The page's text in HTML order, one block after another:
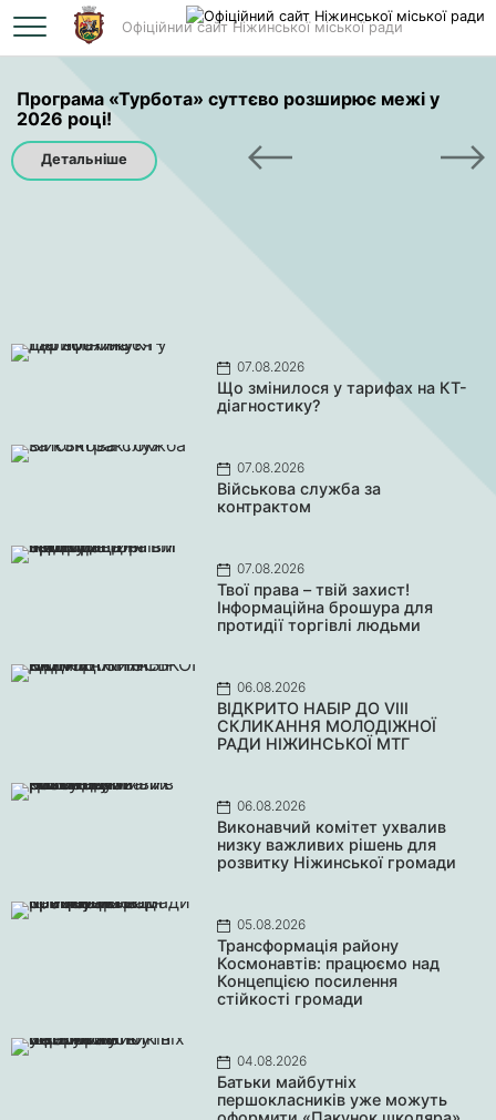
Офіційний сайт Ніжинської міської ради
Програма «Турбота» суттєво розширює межі у
2026 році!
Детальніше
07.08.2026
Що змінилося у тарифах на КТ-
діагностику?
07.08.2026
Військова служба за
контрактом
07.08.2026
Твої права – твій захист!
Інформаційна брошура для
протидії торгівлі людьми
06.08.2026
ВІДКРИТО НАБІР ДО VIII
СКЛИКАННЯ МОЛОДІЖНОЇ
РАДИ НІЖИНСЬКОЇ МТГ
06.08.2026
Виконавчий комітет ухвалив
низку важливих рішень для
розвитку Ніжинської громади
05.08.2026
Трансформація району
Космонавтів: працюємо над
Концепцією посилення
стійкості громади
04.08.2026
Батьки майбутніх
першокласників уже можуть